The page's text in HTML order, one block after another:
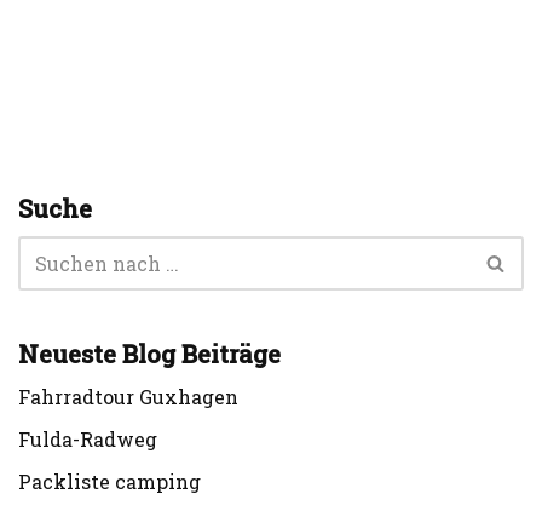
Suche
Neueste Blog Beiträge
Fahrradtour Guxhagen
Fulda-Radweg
Packliste camping